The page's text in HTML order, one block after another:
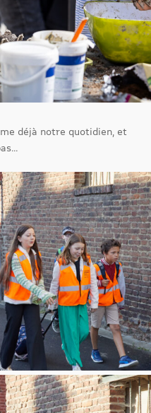
déjà notre quotidien, et